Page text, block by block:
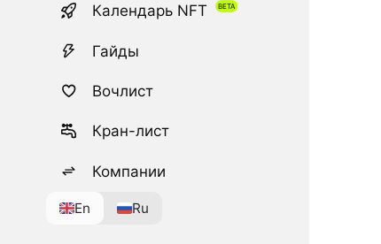
Календарь NFT
Гайды
Вочлист
Кран-лист
Компании
En Ru